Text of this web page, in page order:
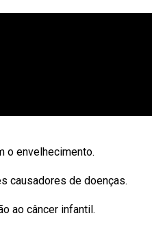
o envelhecimento.
causadores de doenças.
ao câncer infantil.